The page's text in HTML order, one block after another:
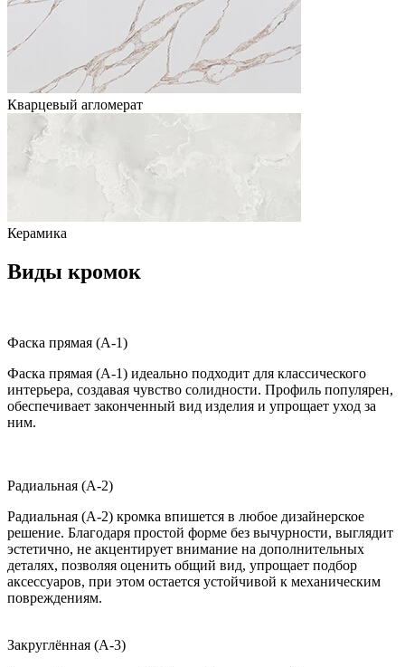
Кварцевый агломерат
Керамика
Виды кромок
Фаска прямая (A-1)
Фаска прямая (A-1) идеально подходит для классического
интерьера, создавая чувство солидности. Профиль популярен,
обеспечивает законченный вид изделия и упрощает уход за
ним.
Радиальная (A-2)
Радиальная (A-2) кромка впишется в любое дизайнерское
решение. Благодаря простой форме без вычурности, выглядит
эстетично, не акцентирует внимание на дополнительных
деталях, позволяя оценить общий вид, упрощает подбор
аксессуаров, при этом остается устойчивой к механическим
повреждениям.
Закруглённая (A-3)